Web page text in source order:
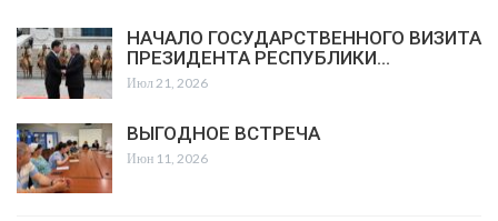
НАЧАЛО ГОСУДАРСТВЕННОГО ВИЗИТА
ПРЕЗИДЕНТА РЕСПУБЛИКИ…
Июл 21, 2026
ВЫГОДНОЕ ВСТРЕЧА
Июн 11, 2026